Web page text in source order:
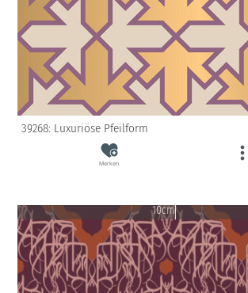
39268: Luxuriöse Pfeilform
Merken
10cm